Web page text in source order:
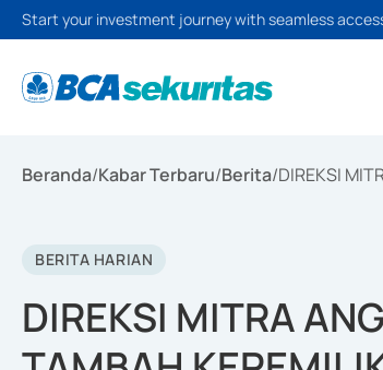
Start your investment journey with seamless
Beranda/Kabar Terbaru/Berita/DIREKSI
BERITA HARIAN
DIREKSI MITRA